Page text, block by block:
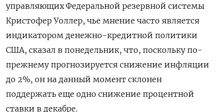
управляющих Федеральной резервной системы
Кристофер Уоллер, чье мнение часто является
индикатором денежно-кредитной политики
США, сказал в понедельник, что, поскольку по-
прежнему прогнозируется снижение инфляции
до 2%, он на данный момент склонен
поддержать еще одно снижение процентной
ставки в декабре.